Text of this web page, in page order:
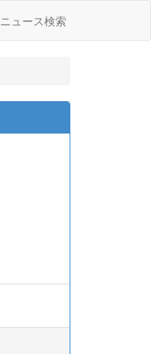
ニュース検索